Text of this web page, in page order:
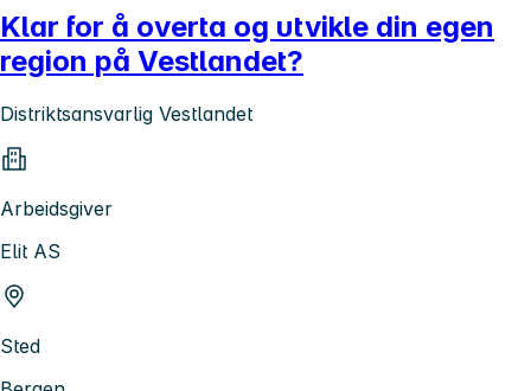
Klar for å overta og utvikle din egen
region på Vestlandet?
Distriktsansvarlig Vestlandet
Arbeidsgiver
Elit AS
Sted